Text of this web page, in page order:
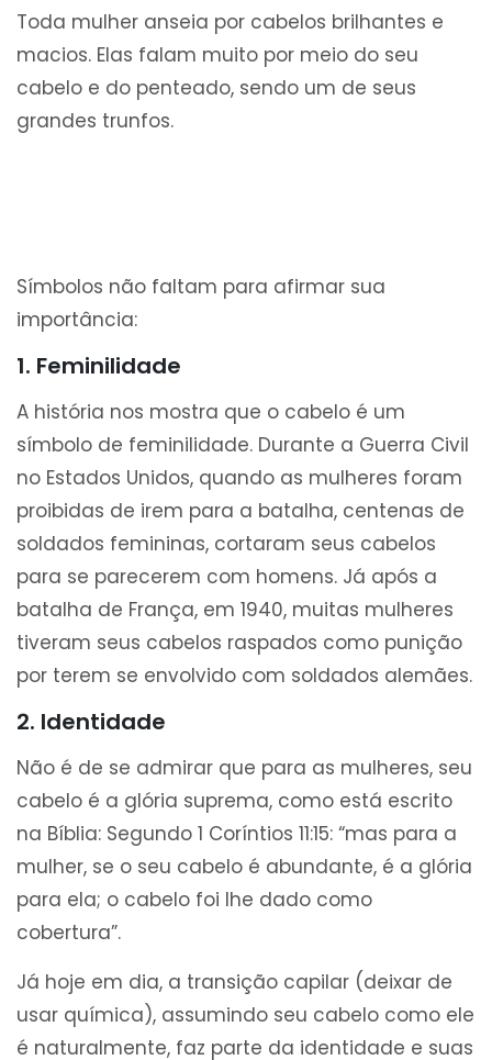
Toda mulher anseia por cabelos brilhantes e
macios. Elas falam muito por meio do seu
cabelo e do penteado, sendo um de seus
grandes trunfos.
Símbolos não faltam para afirmar sua
importância:
1. Feminilidade
A história nos mostra que o cabelo é um
símbolo de feminilidade. Durante a Guerra Civil
no Estados Unidos, quando as mulheres foram
proibidas de irem para a batalha, centenas de
soldados femininas, cortaram seus cabelos
para se parecerem com homens. Já após a
batalha de França, em 1940, muitas mulheres
tiveram seus cabelos raspados como punição
por terem se envolvido com soldados alemães.
2. Identidade
Não é de se admirar que para as mulheres, seu
cabelo é a glória suprema, como está escrito
na Bíblia: Segundo 1 Coríntios 11:15: “mas para a
mulher, se o seu cabelo é abundante, é a glória
para ela; o cabelo foi lhe dado como
cobertura”.
Já hoje em dia, a transição capilar (deixar de
usar química), assumindo seu cabelo como ele
é naturalmente, faz parte da identidade e suas